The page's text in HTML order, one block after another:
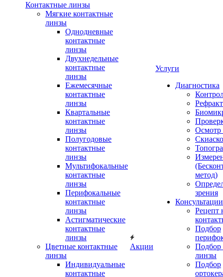
Контактные линзы
Мягкие контактные
линзы
Однодневные
контактные
линзы
Двухнедельные
контактные
линзы
Ежемесячные
контактные
линзы
Квартальные
контактные
линзы
Полугодовые
контактные
линзы
Мультифокальные
контактные
линзы
Перифокальные
контактные
линзы
Астигматические
контактные
линзы
Цветные контактные
линзы
Индивидуальные
контактные
Акции
Услуги
Диагностика
Осмотр
метод)
зрения
Рецепт
Подбор
Подбор
линзы
Подбор